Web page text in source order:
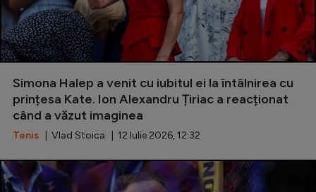
Simona Halep a venit cu iubitul ei la întâlnirea cu
prințesa Kate. Ion Alexandru Țiriac a reacționat
când a văzut imaginea
Tenis | Vlad Stoica | 12 Iulie 2026, 12:32